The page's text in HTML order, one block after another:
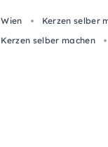
Wien Kerzen selber
Kerzen selber machen